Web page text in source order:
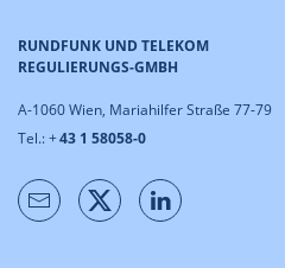
RUNDFUNK UND TELEKOM
REGULIERUNGS-GMBH
A-1060 Wien, Mariahilfer Straße 77-79
Tel.: +43 1 58058-0